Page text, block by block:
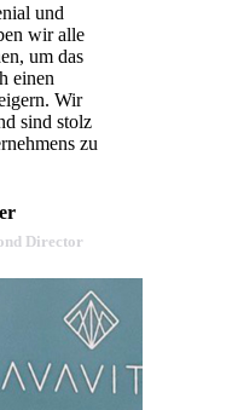
und
wir alle
um das
einen
Wir
sind stolz
zu
Director